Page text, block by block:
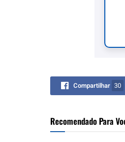
Compartilhar 30
Recomendado Para